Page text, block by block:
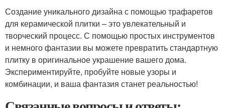
Создание уникального дизайна с помощью трафаретов
для керамической плитки – это увлекательный и
творческий процесс. С помощью простых инструментов
и немного фантазии вы можете превратить стандартную
плитку в оригинальное украшение вашего дома.
Экспериментируйте, пробуйте новые узоры и
комбинации, и ваша фантазия станет реальностью!